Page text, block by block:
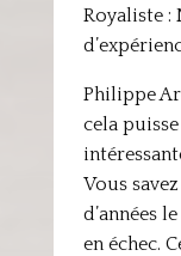
Royaliste :
Philippe
cela
Vous
d’années
en échec.